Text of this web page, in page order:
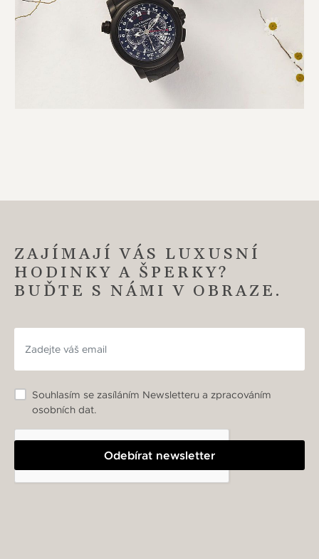
ZAJÍMAJÍ VÁS LUXUSNÍ
HODINKY A ŠPERKY?
BUĎTE S NÁMI V OBRAZE.
Odebírat newsletter
Souhlasím se zasíláním Newsletteru a zpracováním
osobních dat.